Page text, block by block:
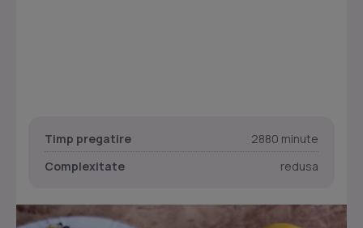
Timp pregatire
2880 minute
Complexitate
redusa